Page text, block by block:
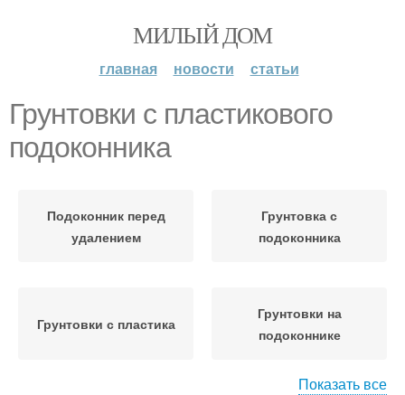
МИЛЫЙ ДОМ
главная новости статьи
Грунтовки с пластикового
подоконника
Подоконник перед
удалением
Грунтовка с
подоконника
Грунтовки с пластика
Грунтовки на
подоконнике
Показать все